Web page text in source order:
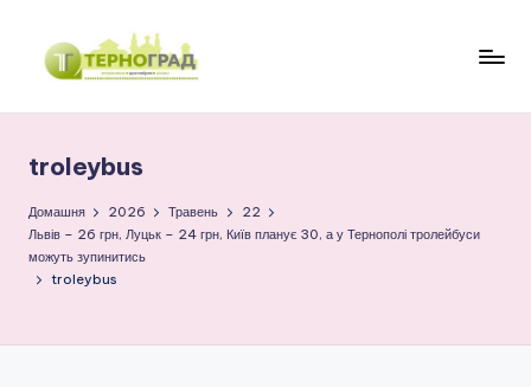
Перейти
р
н
о
цікаво
troleybus
Домашня 2026 Травень
22
Львів – 26 грн, Луцьк – 24 грн, Київ планує 30, а у Тернополі тролейбуси
можуть зупинитись
troleybus